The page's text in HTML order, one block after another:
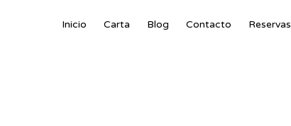
Inicio Carta Blog Contacto Reservas